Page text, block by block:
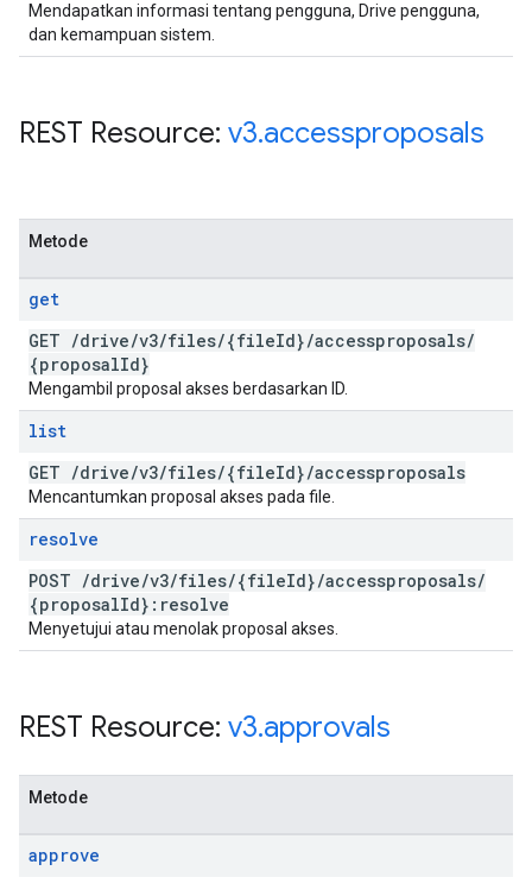
Mendapatkan informasi tentang pengguna, Drive pengguna,
dan kemampuan sistem.
REST Resource: v3.accessproposals
Metode
get
GET /drive/v3/files/{fileId}/accessproposals/
{proposalId}
Mengambil proposal akses berdasarkan ID.
list
GET /drive/v3/files/{fileId}/accessproposals
Mencantumkan proposal akses pada file.
resolve
POST /drive/v3/files/{fileId}/accessproposals/
{proposalId}:resolve
Menyetujui atau menolak proposal akses.
REST Resource: v3.approvals
Metode
approve